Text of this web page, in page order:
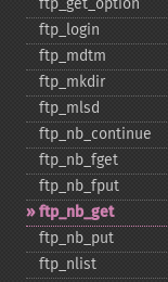
ftp_​get_​option
ftp_​login
ftp_​mdtm
ftp_​mkdir
ftp_​mlsd
ftp_​nb_​continue
ftp_​nb_​fget
ftp_​nb_​fput
ftp_​nb_​get
ftp_​nb_​put
ftp_​nlist